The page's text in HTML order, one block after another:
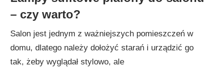
– czy warto?
Salon jest jednym z ważniejszych pomieszczeń w
domu, dlatego należy dołożyć starań i urządzić go
tak, żeby wyglądał stylowo, ale